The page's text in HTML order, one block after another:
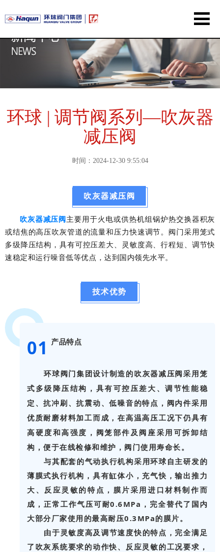
环球 | 调节阀系列—吹灰器
减压阀
时间：2024-12-30 9:55:04
吹灰器减压阀
吹灰器减压阀主要用于火电或供热机组锅炉热交换器积灰
或结焦的高压吹灰管道的流量和压力快速调节。阀门采用笼式
多级降压结构，具有可控压差大、灵敏度高、行程短、调节快
速稳定和运行噪音低等优点，达到国内领先水平。
技术优势
01 产品特点
环球阀门集团设计制造的吹灰器减压阀采用笼
式多级降压结构，具有可控压差大、调节性能稳
定、抗冲刷、抗震动、低噪音的特点，阀内件采用
优质耐磨材料加工而成，在高温高压工况下仍具有
高硬度和高强度，阀笼部件及阀座采用可拆卸结
构，便于在线检修和维护，阀门使用寿命长。
与其配套的气动执行机构采用环球自主研发的
薄膜式执行机构，具有缸体小，充气快，输出推力
大、反应灵敏的特点，膜片采用进口材料制作而
成，正常工作气压可耐0.6MPa，完全替代了国内
大部分厂家使用的最高耐压0.3MPa的膜片。
由于灵敏度高及调节速度快的特点，完全满足
了吹灰系统要求的动作快、反应灵敏的工况要求，